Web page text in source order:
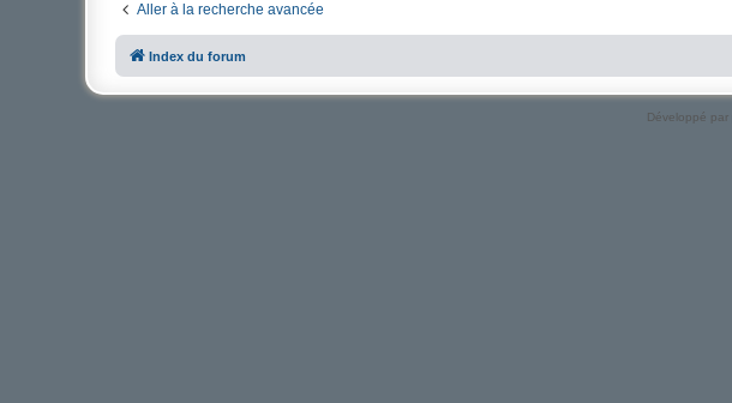
Aller à la recherche avancée
Index du forum
Développé par